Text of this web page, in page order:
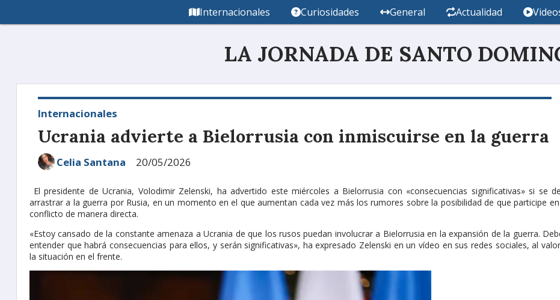
LA JORNADA DE SANTO
Internacionales Curiosidades General Actualidad
Ucrania advierte a Bielorrusia con inmiscuirse en la guerra
Internacionales
20/05/2026
Celia Santana
El presidente de Ucrania, Volodimir Zelenski, ha advertido este miércoles a Bielorrusia con «consecuencias significativas» si se
arrastrar a la guerra por Rusia, en un momento en el que aumentan cada vez más los rumores sobre la posibilidad de que participe
conflicto de manera directa.
«Estoy cansado de la constante amenaza a Ucrania de que los rusos puedan involucrar a Bielorrusia en la expansión de la guerra.
entender que habrá consecuencias para ellos, y serán significativas», ha expresado Zelenski en un vídeo en sus redes sociales, al
la situación en el frente.